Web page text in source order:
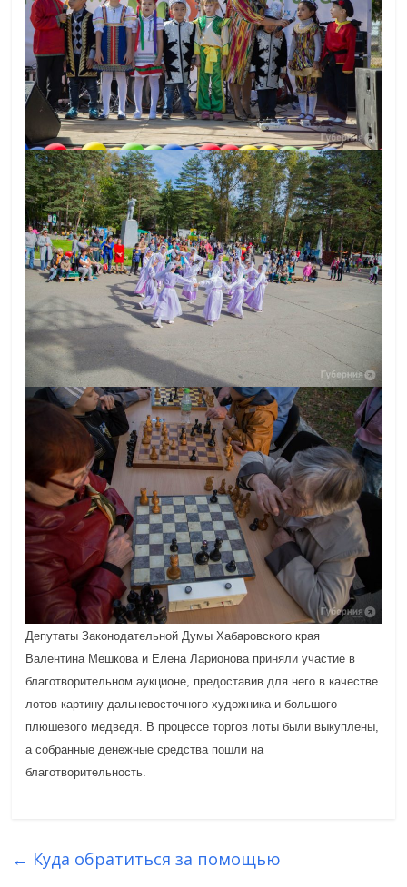
Депутаты Законодательной Думы Хабаровского края
Валентина Мешкова и Елена Ларионова приняли участие в
благотворительном аукционе, предоставив для него в качестве
лотов картину дальневосточного художника и большого
плюшевого медведя. В процессе торгов лоты были выкуплены,
а собранные денежные средства пошли на
благотворительность.
← Куда обратиться за помощью